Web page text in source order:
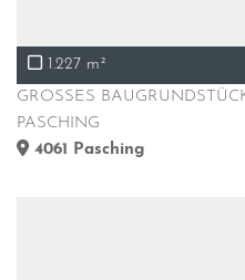
1.227 m²
GROSSES
PASCHING
4061 Pasching